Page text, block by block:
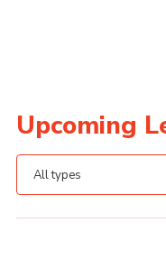
Upcoming
All types